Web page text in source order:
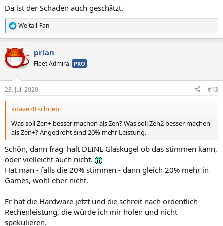
Da ist der Schaden auch geschätzt.
R
e
k
t
i
e
n
Weltall-Fan
prian
Fleet Admiral PRO
23. Juli 2020 #13
xdave78 schrieb:
Was soll Zen+ besser machen als Zen? Was soll Zen2 besser machen
als Zen+? Angedroht sind 20% mehr Leistung.
Schön, dann frag' halt DEINE Glaskugel ob das stimmen kann,
oder vielleicht auch nicht.
Hat man - falls die 20% stimmen - dann gleich 20% mehr in
Games, wohl eher nicht.
Er hat die Hardware jetzt und die schreit nach ordentlich
Rechenleistung, die würde ich mir holen und nicht
spekulieren.